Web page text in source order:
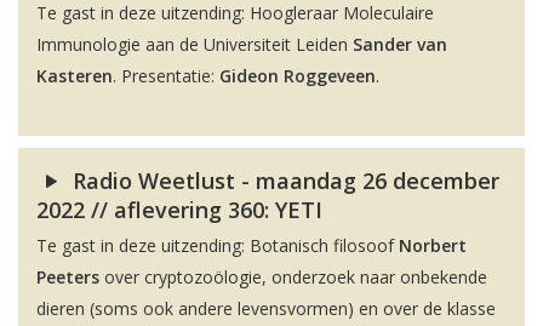
Te gast in deze uitzending: Hoogleraar Moleculaire
Immunologie aan de Universiteit Leiden Sander van
Kasteren. Presentatie: Gideon Roggeveen.
Radio Weetlust - maandag 26 december
2022 // aflevering 360: YETI
Te gast in deze uitzending: Botanisch filosoof Norbert
Peeters over cryptozoölogie, onderzoek naar onbekende
dieren (soms ook andere levensvormen) en over de klasse